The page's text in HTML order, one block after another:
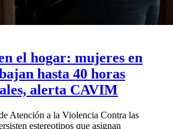
el hogar: mujeres en
hasta 40 horas
alerta CAVIM
Atención a la Violencia Contra las
estereotipos que asignan